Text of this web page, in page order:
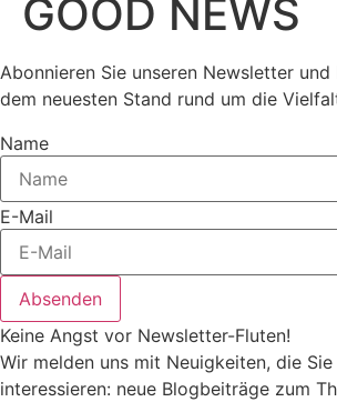
GOOD NEWS
Abonnieren Sie unseren Newsletter
dem neuesten Stand rund um die
Name
E-Mail
Absenden
Keine Angst vor Newsletter-Fluten!
Wir melden uns mit Neuigkeiten, die
interessieren: neue Blogbeiträge zum